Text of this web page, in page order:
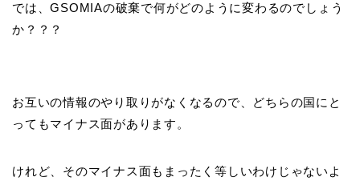
では、GSOMIAの破棄で何がどのように変わるのでしょう
か？？？
お互いの情報のやり取りがなくなるので、どちらの国にと
ってもマイナス面があります。
けれど、そのマイナス面もまったく等しいわけじゃないよ